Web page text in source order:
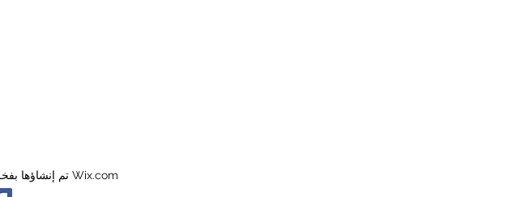
© 2021 بواسطة Uwanile. تم إنشاؤها بفخر مع Wix.com